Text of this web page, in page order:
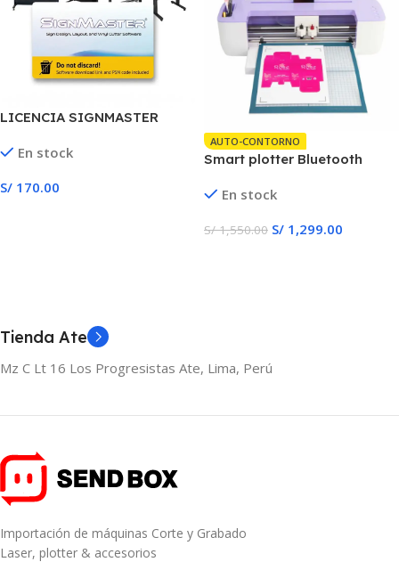
LICENCIA SIGNMASTER
BASIC
En stock
S/ 170.00
AUTO-CONTORNO
Smart plotter Bluetooth
En stock
S/1,550.00 S/ 1,299.00
Tienda Ate
Mz C Lt 16 Los Progresistas Ate, Lima, Perú
Importación de máquinas Corte y Grabado
Laser, plotter & accesorios